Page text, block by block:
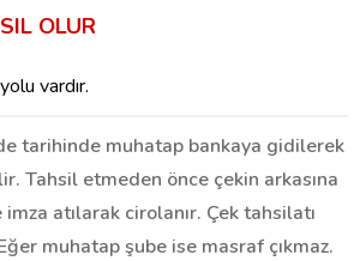
OLUR
vardır.
tarihinde muhatap bankaya gidilerek
Tahsil etmeden önce çekin arkasına
atılarak cirolanır. Çek tahsilatı
muhatap şube ise masraf çıkmaz.